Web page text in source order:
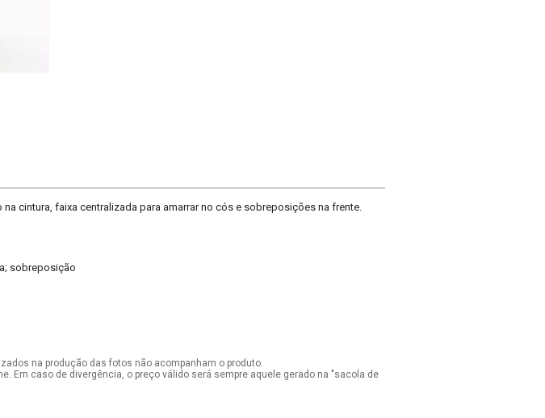
cintura, faixa centralizada para amarrar no cós e sobreposições na frente.
sobreposição
na produção das fotos não acompanham o produto.
Em caso de divergência, o preço válido será sempre aquele gerado na "sacola de